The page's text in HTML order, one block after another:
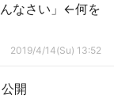
なさい」←何を
2019/4/14(Su) 13:52
開